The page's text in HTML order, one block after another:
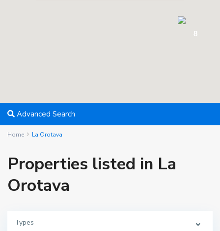
8
Advanced Search
Home La Orotava
Properties listed in La
Orotava
Types